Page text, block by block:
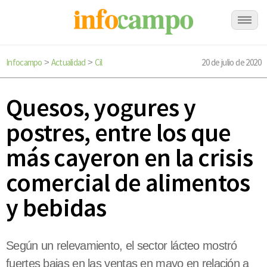
Infocampo > Actualidad > Cil 20 de julio de 2020
Quesos, yogures y
postres, entre los que
más cayeron en la crisis
comercial de alimentos
y bebidas
Según un relevamiento, el sector lácteo mostró
fuertes bajas en las ventas en mayo en relación a